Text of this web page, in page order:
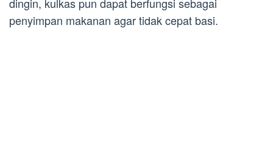
dingin, kulkas pun dapat berfungsi sebagai
penyimpan makanan agar tidak cepat basi.